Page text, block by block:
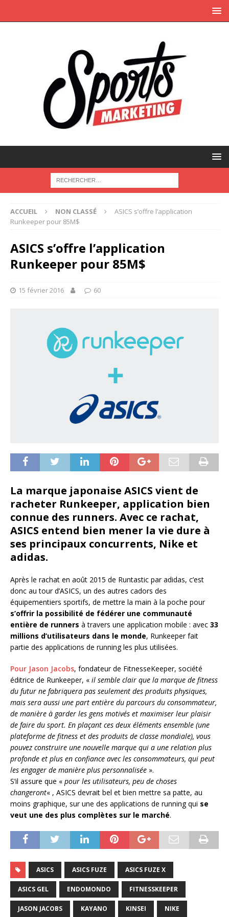
ACCUEIL NON CLASSÉ
ASICS s’offre l’application
Runkeeper pour 85M$
ASICS s’offre l’application
Runkeeper pour 85M$
15 février 2016 60
La marque japonaise ASICS vient de
racheter Runkeeper, application bien
connue des runners. Avec ce rachat,
ASICS entend bien mener la vie dure à
ses principaux concurrents, Nike et
adidas.
Après le rachat en août 2015 de Runtastic par adidas, c’est
donc au tour d’ASICS, un des autres cadors des
équipementiers sportifs, de mettre la main à la poche pour
s’offrir la possibilité de fédérer une communauté
entière de runners à travers une application mobile : avec 33
millions d’utilisateurs dans le monde, Runkeeper fait
partie des applications de running les plus utilisées.
Pour Jason Jacobs, fondateur de FitnesseKeeper, société
éditrice de Runkeeper, « il semble clair que la marque de fitness
du futur ne fabriquera pas seulement des produits physiques,
mais sera aussi une part entière du parcours du consommateur,
de manière à garder les gens motivés et maximiser leur plaisir
de faire du sport. En plaçant ces deux éléments ensemble (une
plateforme de fitness et des produits de classe mondiale), vous
pouvez construire une nouvelle marque qui a une relation plus
profonde et plus en confiance avec les consommateurs, qui peut
les engager de manière plus personnalisée ».
S’il assure que « pour les utilisateurs, peu de choses
changeront« , ASICS devrait bel et bien mettre sa patte, au
moins graphique, sur une des applications de running qui se
veut une des plus complètes sur le marché.
ASICS ASICS FUZE ASICS FUZE X
ASICS GEL ENDOMONDO FITNESSKEEPER
JASON JACOBS KAYANO KINSEI NIKE